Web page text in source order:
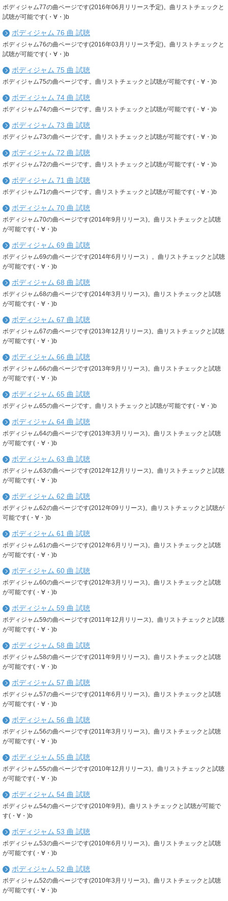
ボディジャム77の曲ページです(2016年06月リリース予定)。曲リストチェックと
試聴が可能です(・∀・)b
ボディジャム 76 曲 試聴
ボディジャム76の曲ページです(2016年03月リリース予定)。曲リストチェックと
試聴が可能です(・∀・)b
ボディジャム 75 曲 試聴
ボディジャム75の曲ページです。曲リストチェックと試聴が可能です(・∀・)b
ボディジャム 74 曲 試聴
ボディジャム74の曲ページです。曲リストチェックと試聴が可能です(・∀・)b
ボディジャム 73 曲 試聴
ボディジャム73の曲ページです。曲リストチェックと試聴が可能です(・∀・)b
ボディジャム 72 曲 試聴
ボディジャム72の曲ページです。曲リストチェックと試聴が可能です(・∀・)b
ボディジャム 71 曲 試聴
ボディジャム71の曲ページです。曲リストチェックと試聴が可能です(・∀・)b
ボディジャム 70 曲 試聴
ボディジャム70の曲ページです(2014年9月リリース)。曲リストチェックと試聴
が可能です(・∀・)b
ボディジャム 69 曲 試聴
ボディジャム69の曲ページです(2014年6月リリース）。曲リストチェックと試聴
が可能です(・∀・)b
ボディジャム 68 曲 試聴
ボディジャム68の曲ページです(2014年3月リリース)。曲リストチェックと試聴
が可能です(・∀・)b
ボディジャム 67 曲 試聴
ボディジャム67の曲ページです(2013年12月リリース)。曲リストチェックと試聴
が可能です(・∀・)b
ボディジャム 66 曲 試聴
ボディジャム66の曲ページです(2013年9月リリース)。曲リストチェックと試聴
が可能です(・∀・)b
ボディジャム 65 曲 試聴
ボディジャム65の曲ページです。曲リストチェックと試聴が可能です(・∀・)b
ボディジャム 64 曲 試聴
ボディジャム64の曲ページです(2013年3月リリース)。曲リストチェックと試聴
が可能です(・∀・)b
ボディジャム 63 曲 試聴
ボディジャム63の曲ページです(2012年12月リリース)。曲リストチェックと試聴
が可能です(・∀・)b
ボディジャム 62 曲 試聴
ボディジャム62の曲ページです(2012年09リリース)。曲リストチェックと試聴が
可能です(・∀・)b
ボディジャム 61 曲 試聴
ボディジャム61の曲ページです(2012年6月リリース)。曲リストチェックと試聴
が可能です(・∀・)b
ボディジャム 60 曲 試聴
ボディジャム60の曲ページです(2012年3月リリース)。曲リストチェックと試聴
が可能です(・∀・)b
ボディジャム 59 曲 試聴
ボディジャム59の曲ページです(2011年12月リリース)。曲リストチェックと試聴
が可能です(・∀・)b
ボディジャム 58 曲 試聴
ボディジャム58の曲ページです(2011年9月リリース)。曲リストチェックと試聴
が可能です(・∀・)b
ボディジャム 57 曲 試聴
ボディジャム57の曲ページです(2011年6月リリース)。曲リストチェックと試聴
が可能です(・∀・)b
ボディジャム 56 曲 試聴
ボディジャム56の曲ページです(2011年3月リリース)。曲リストチェックと試聴
が可能です(・∀・)b
ボディジャム 55 曲 試聴
ボディジャム55の曲ページです(2010年12月リリース)。曲リストチェックと試聴
が可能です(・∀・)b
ボディジャム 54 曲 試聴
ボディジャム54の曲ページです(2010年9月)。曲リストチェックと試聴が可能で
す(・∀・)b
ボディジャム 53 曲 試聴
ボディジャム53の曲ページです(2010年6月リリース)。曲リストチェックと試聴
が可能です(・∀・)b
ボディジャム 52 曲 試聴
ボディジャム52の曲ページです(2010年3月リリース)。曲リストチェックと試聴
が可能です(・∀・)b